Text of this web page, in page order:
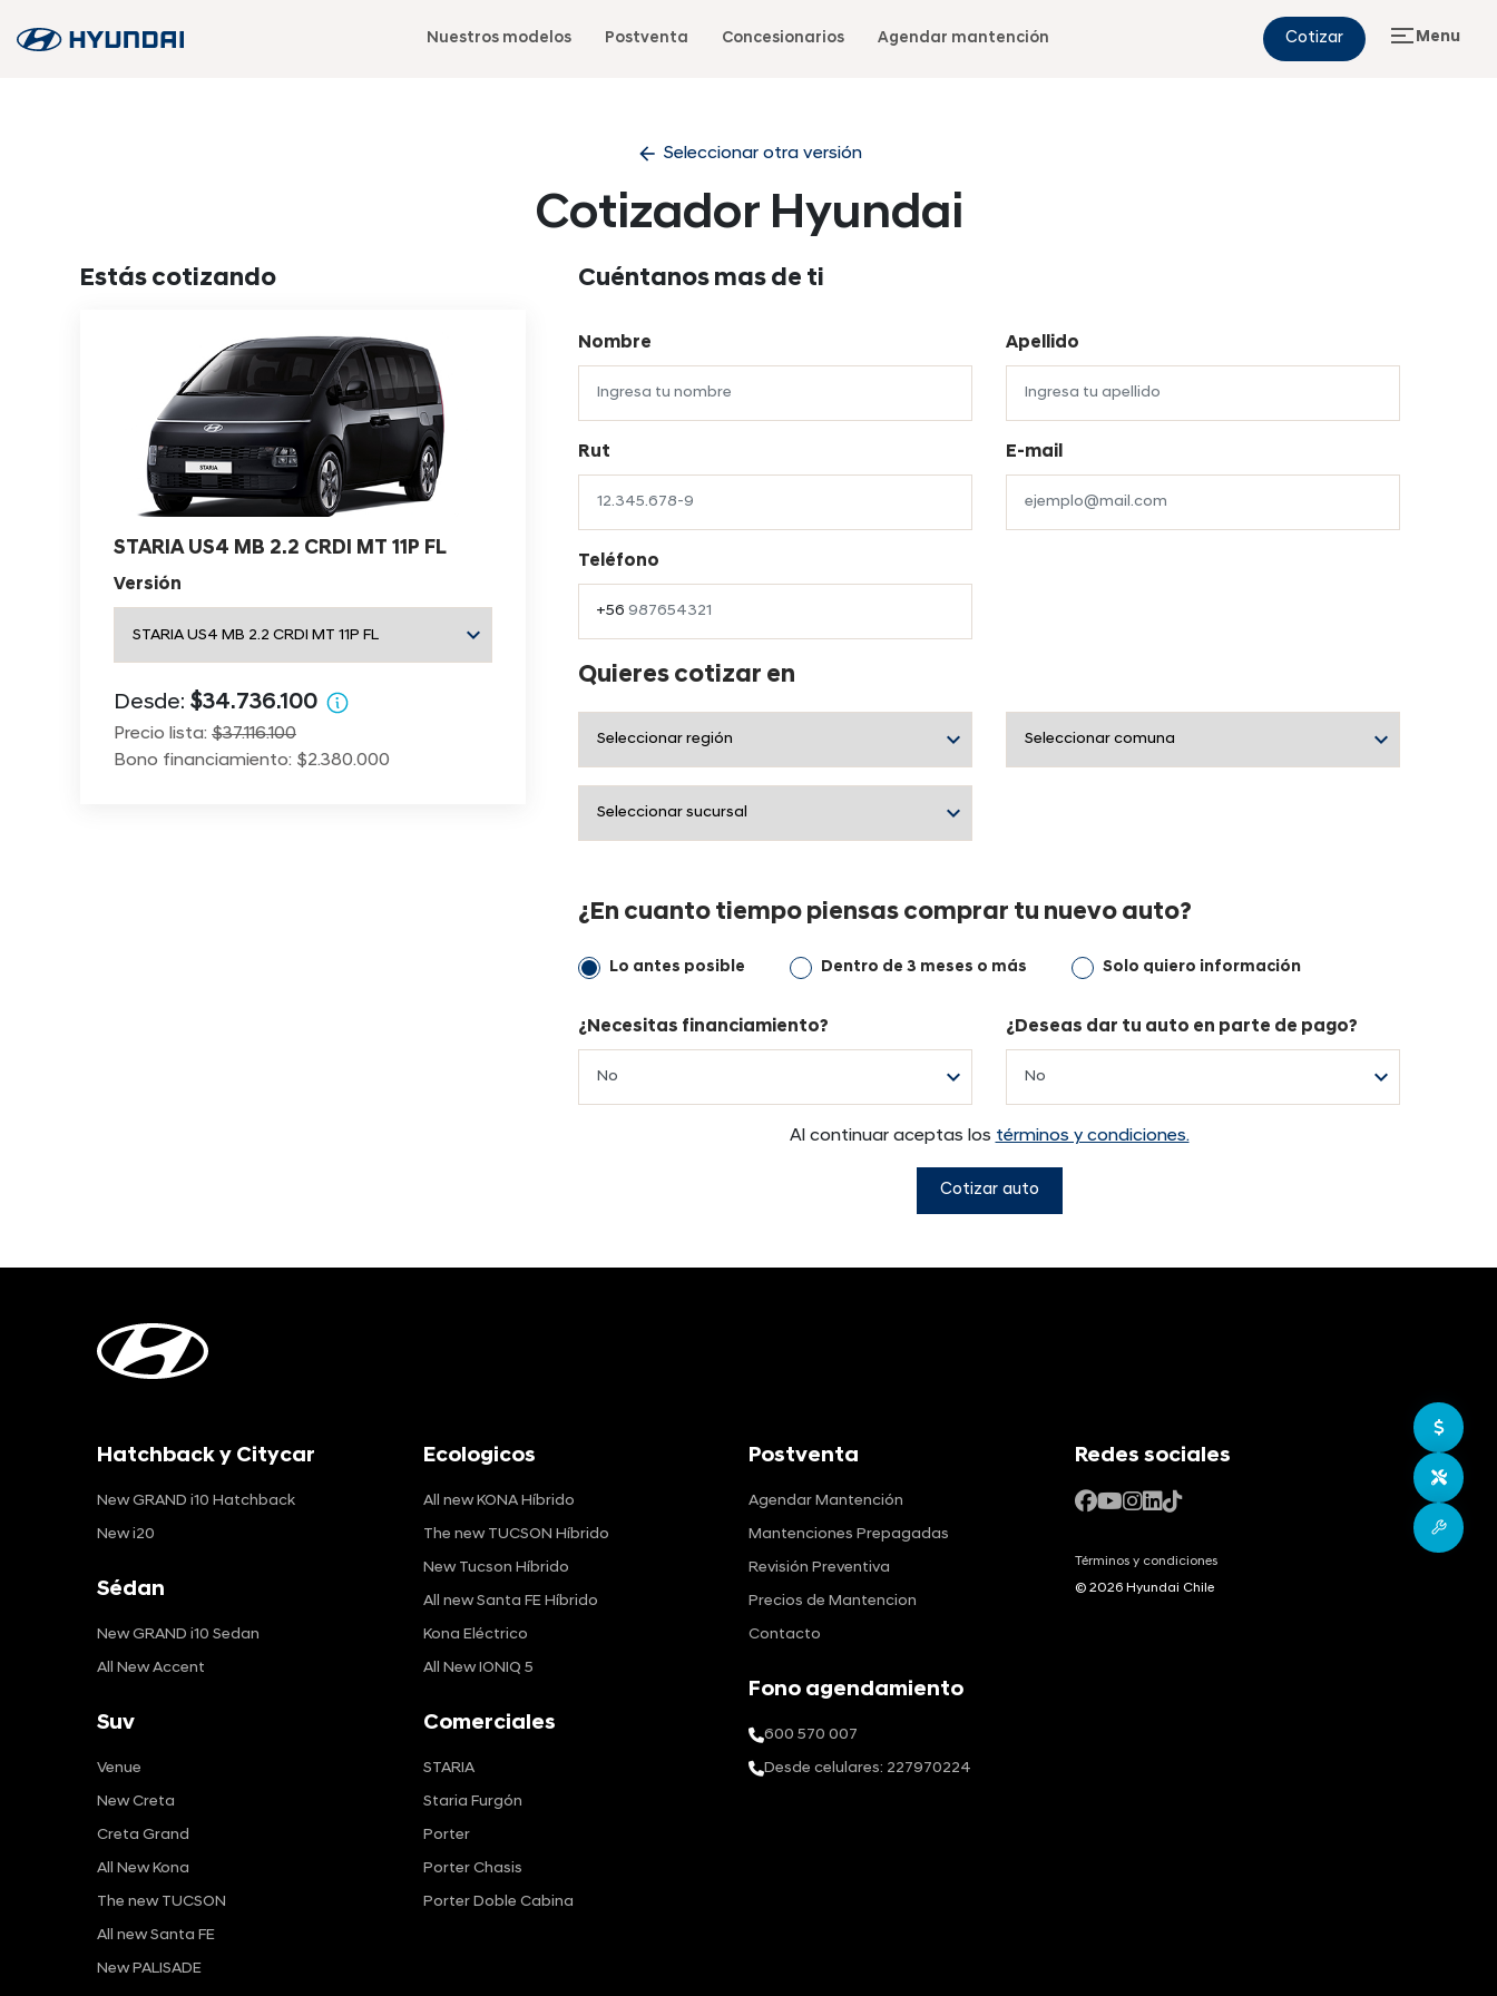
Nuestros modelos Postventa Concesionarios Agendar mantención Cotizar Menu
Ir a
arrow_back Seleccionar otra versión
Cotizador Hyundai
Estás cotizando
STARIA US4 MB 2.2 CRDI MT 11P FL
Versión
Desde: $34.736.100
Precio lista: $37.116.100
Bono financiamiento: $2.380.000
Cuéntanos mas de ti
Nombre Apellido
Rut E-mail
Teléfono
Quieres cotizar en
¿En cuanto tiempo piensas comprar tu nuevo auto?
Lo antes posible Dentro de 3 meses o más Solo quiero información
¿Necesitas financiamiento? ¿Deseas dar tu auto en parte de pago?
Al continuar aceptas los términos y condiciones.
Cotizar auto
Hatchback y Citycar
New GRAND i10 Hatchback
New i20
Sédan
New GRAND i10 Sedan
All New Accent
Suv
Venue
New Creta
Creta Grand
All New Kona
The new TUCSON
All new Santa FE
New PALISADE
Ecologicos
All new KONA Híbrido
The new TUCSON Híbrido
New Tucson Híbrido
All new Santa FE Híbrido
Kona Eléctrico
All New IONIQ 5
Comerciales
STARIA
Staria Furgón
Porter
Porter Chasis
Porter Doble Cabina
Postventa
Agendar Mantención
Mantenciones Prepagadas
Revisión Preventiva
Precios de Mantencion
Contacto
Fono agendamiento
600 570 007
Desde celulares: 227970224
Redes sociales
Términos y condiciones
© 2026 Hyundai Chile